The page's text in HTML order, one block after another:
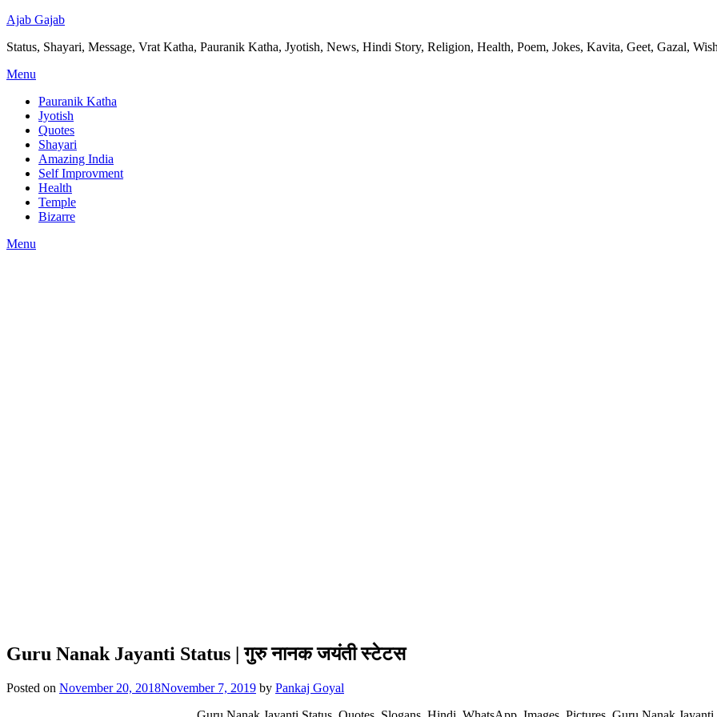
Ajab Gajab
Status, Shayari, Message, Vrat Katha, Pauranik Katha, Jyotish, News, Hindi Story, Religion, Health, Poem, Jokes, Kavita, Geet, Gazal,
Menu
Pauranik Katha
Jyotish
Quotes
Shayari
Amazing India
Self Improvment
Health
Temple
Bizarre
Menu
Guru Nanak Jayanti Status | गुरु नानक जयंती स्टेटस
Posted on November 20, 2018November 7, 2019 by Pankaj Goyal